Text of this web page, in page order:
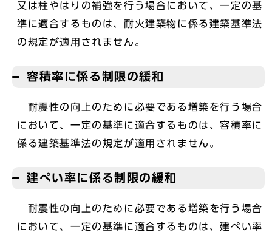
又は柱やはりの補強を行う場合において、一定の基
準に適合するものは、耐火建築物に係る建築基準法
の規定が適用されません。
容積率に係る制限の緩和
耐震性の向上のために必要である増築を行う場合
において、一定の基準に適合するものは、容積率に
係る建築基準法の規定が適用されません。
建ぺい率に係る制限の緩和
耐震性の向上のために必要である増築を行う場合
において、一定の基準に適合するものは、建ぺい率